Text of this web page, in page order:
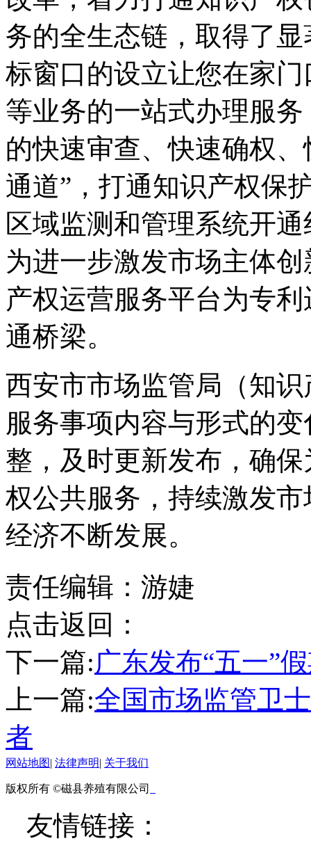
务的全生态链，取得了
标窗口的设立让您在家
等业务的一站式办理服
的快速审查、快速确权
通道”，打通知识产权保
区域监测和管理系统开
为进一步激发市场主体
产权运营服务平台为专
通桥梁。
西安市市场监管局（知
服务事项内容与形式的
整，及时更新发布，确
权公共服务，持续激发
经济不断发展。
责任编辑：游婕
点击返回：
下一篇:广东发布“五一”
上一篇:全国市场监管卫
者
网站地图| 法律声明| 关于我们
版权所有 ©磁县养殖有限公司
友情链接：